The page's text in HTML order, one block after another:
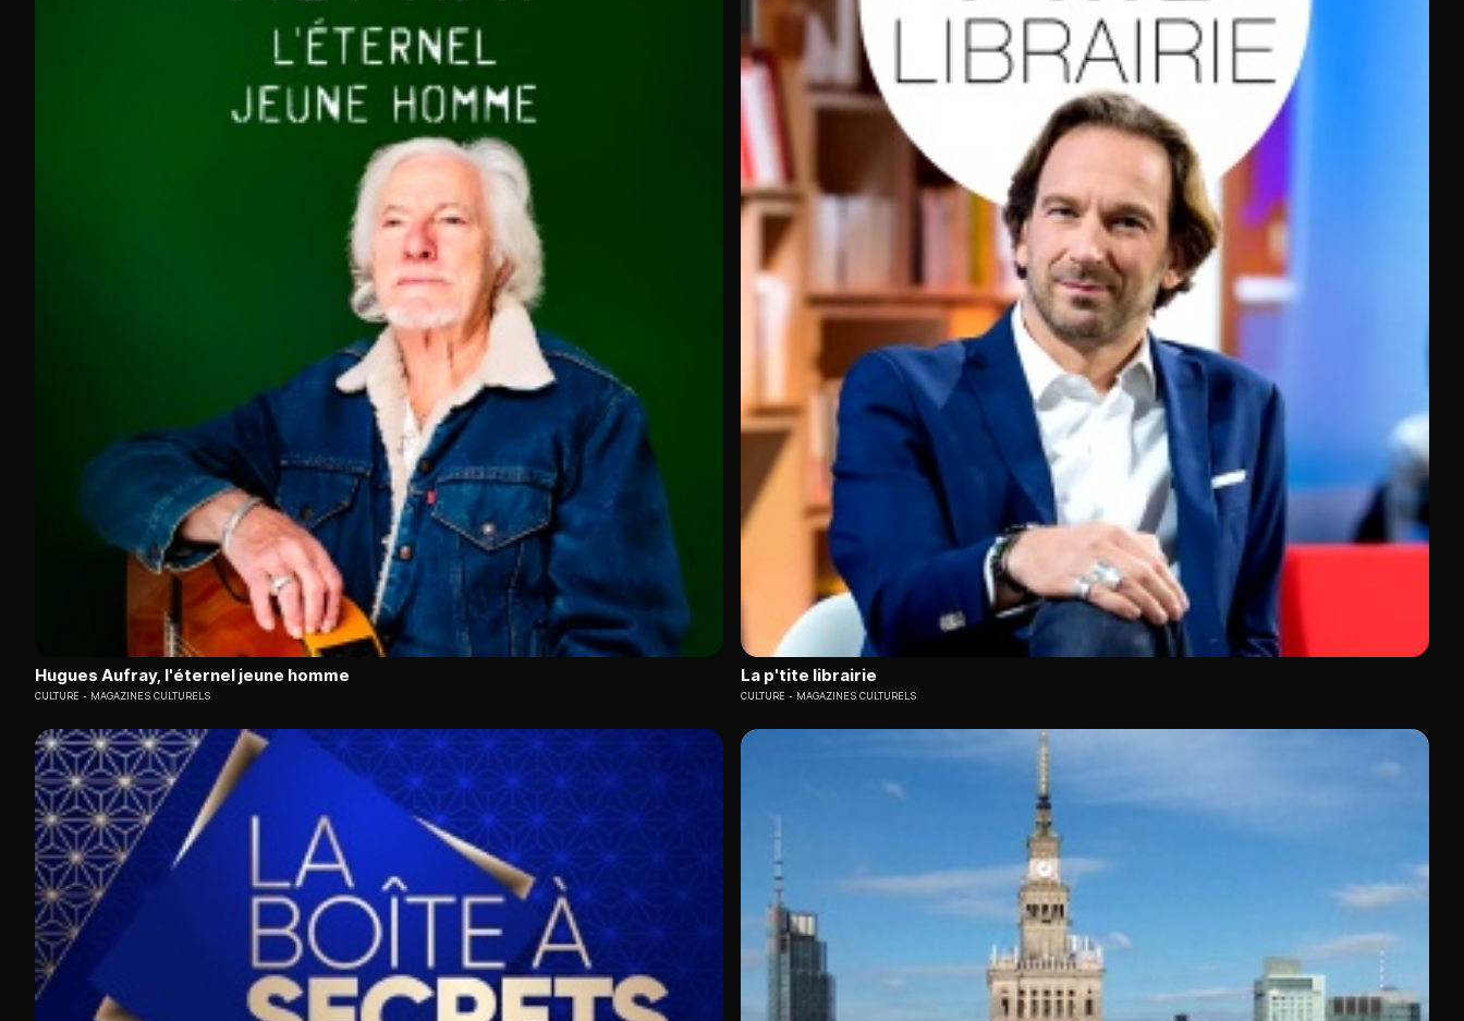
Hugues Aufray, l'éternel jeune homme
CULTURE MAGAZINES CULTURELS
La p'tite librairie
CULTURE MAGAZINES CULTURELS